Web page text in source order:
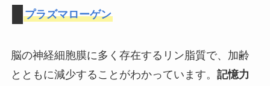
プラズマローゲン
脳の神経細胞膜に多く存在するリン脂質で、加齢
とともに減少することがわかっています。 記憶力